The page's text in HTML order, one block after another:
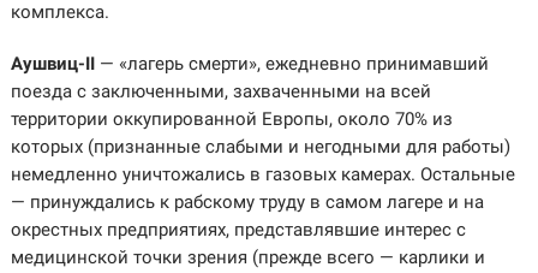
комплекса.
Аушвиц-II— «лагерь смерти», ежедневно принимавший
поезда с заключенными, захваченными на всей
территории оккупированной Европы, около 70% из
которых (признанные слабыми и негодными для работы)
немедленно уничтожались в газовых камерах. Остальные
— принуждались к рабскому труду в самом лагере и на
окрестных предприятиях, представлявшие интерес с
медицинской точки зрения (прежде всего — карлики и